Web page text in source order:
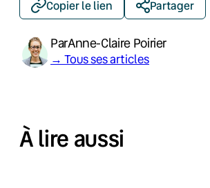
Copier le lien Partager
ParAnne-Claire Poirier
→ Tous ses articles
À lire aussi